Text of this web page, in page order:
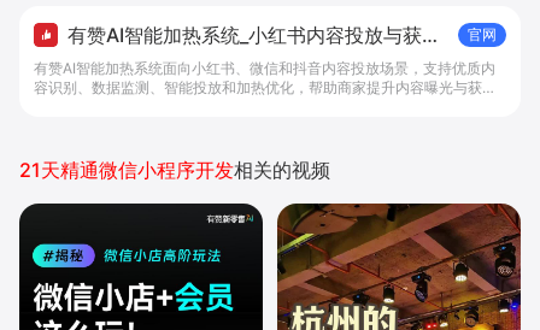
有赞AI智能加热系统_小红书内容投放与获客
提效解决方案 - 做生意, 找有赞
官网
有赞AI智能加热系统面向小红书、微信和抖音内容投放场景，支持优质内
容识别、数据监测、智能投放和加热优化，帮助商家提升内容曝光与获客
21天精通微信小程序开发相关的视频